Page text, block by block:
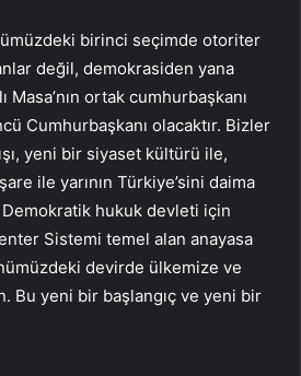
birinci seçimde otoriter
değil, demokrasiden yana
Masa’nın ortak cumhurbaşkanı
Cumhurbaşkanı olacaktır. Bizler
yeni bir siyaset kültürü ile,
ile yarının Türkiye’sini daima
hukuk devleti için
Sistemi temel alan anayasa
devirde ülkemize ve
Bu yeni bir başlangıç ve yeni bir